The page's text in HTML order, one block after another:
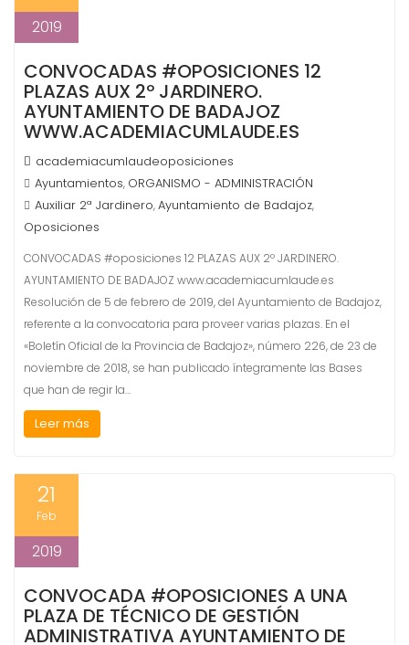
2019
CONVOCADAS #OPOSICIONES 12
PLAZAS AUX 2º JARDINERO.
AYUNTAMIENTO DE BADAJOZ
WWW.ACADEMIACUMLAUDE.ES
academiacumlaudeoposiciones
Ayuntamientos, ORGANISMO - ADMINISTRACIÓN
Auxiliar 2ª Jardinero,Ayuntamiento de Badajoz,
Oposiciones
CONVOCADAS #oposiciones 12 PLAZAS AUX 2º JARDINERO.
AYUNTAMIENTO DE BADAJOZ www.academiacumlaude.es
Resolución de 5 de febrero de 2019, del Ayuntamiento de Badajoz,
referente a la convocatoria para proveer varias plazas. En el
«Boletín Oficial de la Provincia de Badajoz», número 226, de 23 de
noviembre de 2018, se han publicado íntegramente las Bases
que han de regir la…
Leer más
21
Feb
2019
CONVOCADA #OPOSICIONES A UNA
PLAZA DE TÉCNICO DE GESTIÓN
ADMINISTRATIVA AYUNTAMIENTO DE